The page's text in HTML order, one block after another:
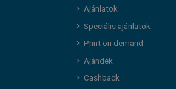
Ajánlatok
Speciális ajánlatok
Print on demand
Ajándék
Cashback